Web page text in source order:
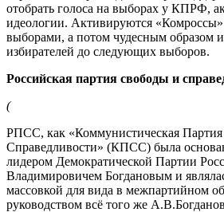
отобрать голоса на выборах у КПРФ,
идеологии. Активируются
выборами, а потом чудесным образом
избирателей до следующих выборов.
Российская партия свободы и
(
РПСС, как «Коммунистическая
Справедливости» (КПСС) была
лидером Демократической Партии
Владимировичем Богдановым и
массовкой для вида в межпартийном
руководством всё того же